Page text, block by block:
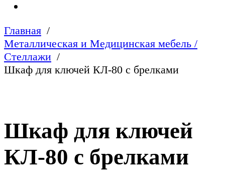
Главная
Металлическая и Медицинская мебель /
Стеллажи
Шкаф для ключей КЛ-80 с брелками
Шкаф для ключей
КЛ-80 с брелками